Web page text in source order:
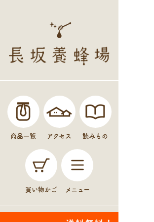
商品一覧 アクセス 読みもの
買い物かご メニュー